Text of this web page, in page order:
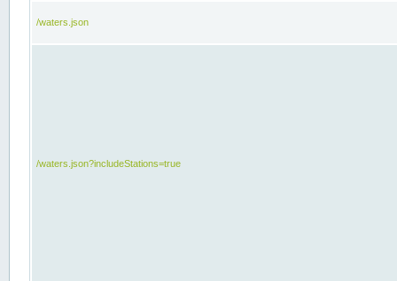
/waters.json
/waters.json?includeStations=true